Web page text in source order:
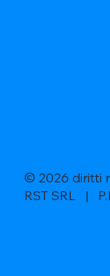
© 2026 diritti
RST SRL |